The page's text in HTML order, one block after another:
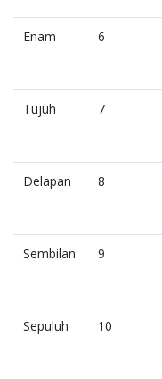
Enam 6
Tujuh 7
Delapan 8
Sembilan 9
Sepuluh 10